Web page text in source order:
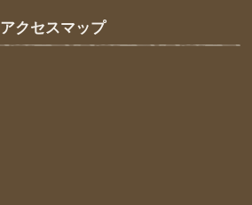
アクセスマップ